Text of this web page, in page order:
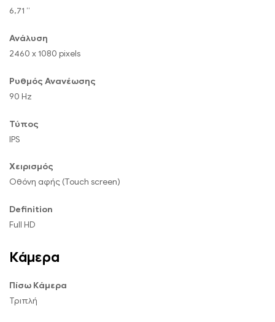
6,71 “
Ανάλυση
2460 x 1080 pixels
Ρυθμός Ανανέωσης
90 Hz
Τύπος
IPS
Χειρισμός
Οθόνη αφής (Touch screen)
Definition
Full HD
Κάμερα
Πίσω Κάμερα
Τριπλή